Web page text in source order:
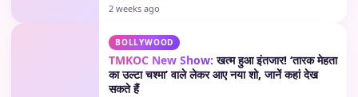
2 weeks ago
BOLLYWOOD
TMKOC New Show: खत्म हुआ इंतजार! ‘तारक मेहता
का उल्टा चश्मा’ वाले लेकर आए नया शो, जानें कहां देख
सकते हैं